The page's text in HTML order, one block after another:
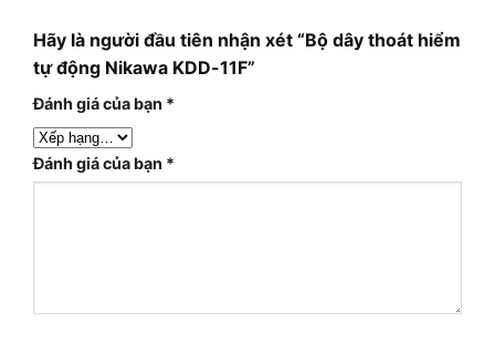
Hãy là người đầu tiên nhận xét “Bộ dây thoát hiểm
tự động Nikawa KDD-11F”
Đánh giá của bạn *
Đánh giá của bạn *